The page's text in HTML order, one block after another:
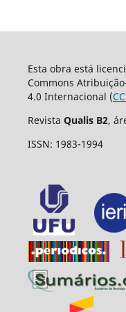
Esta obra está
Commons
4.0 Internacional (
Revista Qualis B2,
ISSN: 1983-1994